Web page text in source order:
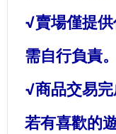
√賣場僅提
需自行負責。
√商品交易
若有喜歡的